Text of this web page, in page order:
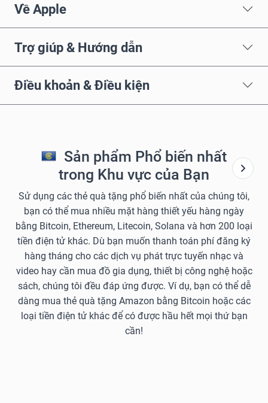
Về Apple
Trợ giúp & Hướng dẫn
Điều khoản & Điều kiện
Sản phẩm Phổ biến nhất
trong Khu vực của Bạn
Sử dụng các thẻ quà tặng phổ biến nhất của chúng tôi,
bạn có thể mua nhiều mặt hàng thiết yếu hàng ngày
bằng Bitcoin, Ethereum, Litecoin, Solana và hơn 200 loại
tiền điện tử khác. Dù bạn muốn thanh toán phí đăng ký
hàng tháng cho các dịch vụ phát trực tuyến nhạc và
video hay cần mua đồ gia dụng, thiết bị công nghệ hoặc
sách, chúng tôi đều đáp ứng được. Ví dụ, bạn có thể dễ
dàng mua thẻ quà tặng Amazon bằng Bitcoin hoặc các
loại tiền điện tử khác để có được hầu hết mọi thứ bạn
cần!